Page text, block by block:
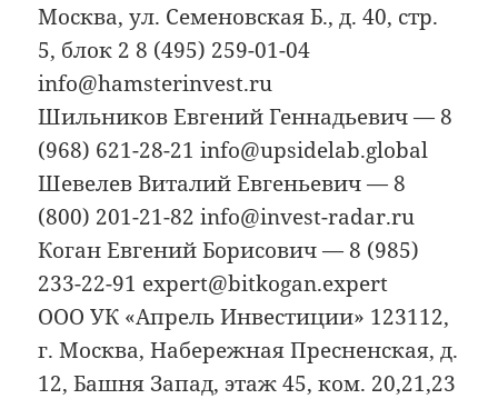
Москва, ул. Семеновская Б., д. 40, стр.
5, блок 2 8 (495) 259-01-04
info@hamsterinvest.ru
Шильников Евгений Геннадьевич — 8
(968) 621-28-21 info@upsidelab.global
Шевелев Виталий Евгеньевич — 8
(800) 201-21-82 info@invest-radar.ru
Коган Евгений Борисович — 8 (985)
233-22-91 expert@bitkogan.expert
ООО УК «Апрель Инвестиции» 123112,
г. Москва, Набережная Пресненская, д.
12, Башня Запад, этаж 45, ком. 20,21,23